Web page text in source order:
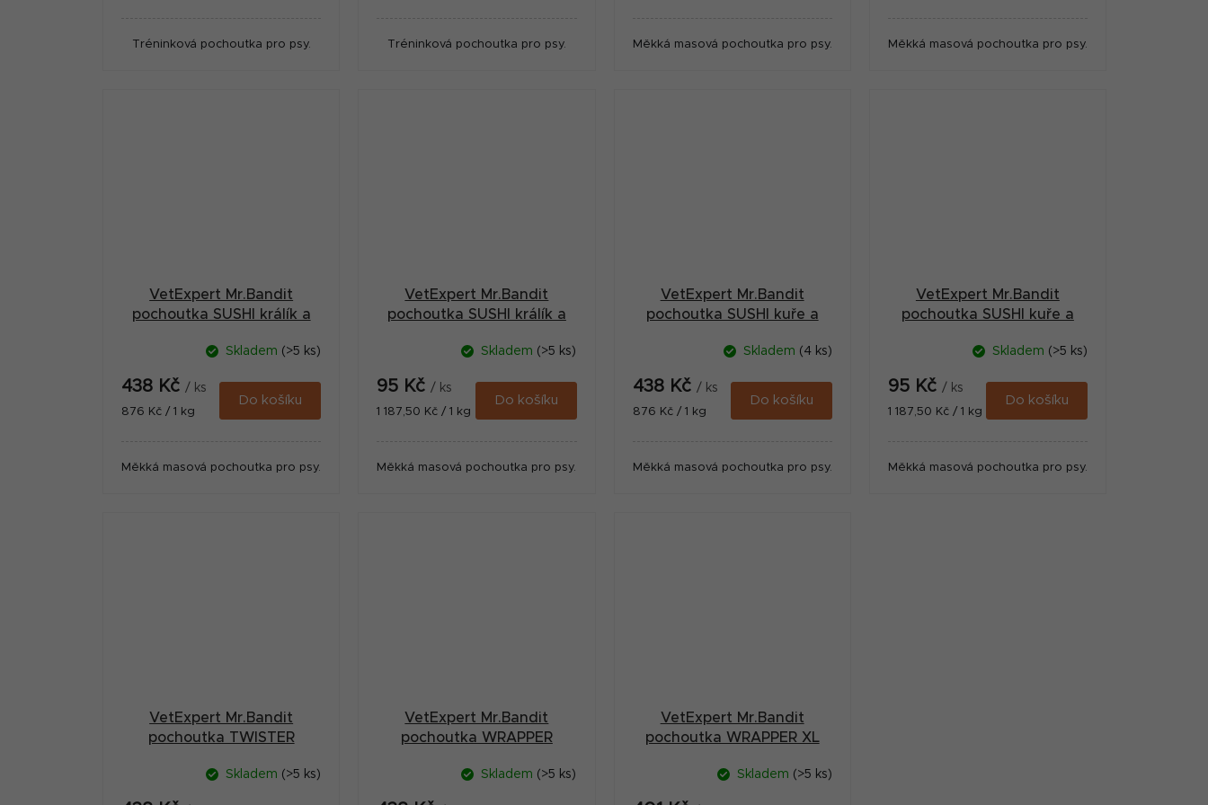
Tréninková pochoutka pro psy. Tréninková pochoutka pro psy. Měkká masová pochoutka pro psy. Měkká masová pochoutka pro psy.
VetExpert Mr.Bandit
pochoutka SUSHI králík a
Skladem (>5 ks)
438 Kč / ks
Měrná
876 Kč / 1 kg
Do košíku
Měkká masová pochoutka pro psy.
VetExpert Mr.Bandit
pochoutka SUSHI králík a
Skladem (>5 ks)
95 Kč/ ks
Měrná
1 187,50 Kč / 1 kg
Do košíku
Měkká masová pochoutka pro psy.
VetExpert Mr.Bandit
pochoutka SUSHI kuře a
Skladem (4 ks)
438 Kč / ks
Měrná
876 Kč / 1 kg
Do košíku
Měkká masová pochoutka pro psy.
VetExpert Mr.Bandit
pochoutka SUSHI kuře a
Skladem (>5 ks)
95 Kč / ks
Měrná
1 187,50 Kč / 1 kg
Do košíku
Měkká masová pochoutka pro psy.
VetExpert Mr.Bandit
pochoutka TWISTER
Skladem (>5 ks)
VetExpert Mr.Bandit
pochoutka WRAPPER
Skladem (>5 ks)
VetExpert Mr.Bandit
pochoutka WRAPPER XL
Skladem (>5 ks)